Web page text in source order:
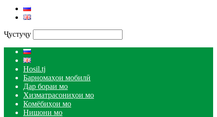
Ҷустуҷу
Hosil.tj
Барномаҳои мобилӣ
Дар бораи мо
Хизматрасониҳои мо
Комёбиҳои мо
Нишони мо